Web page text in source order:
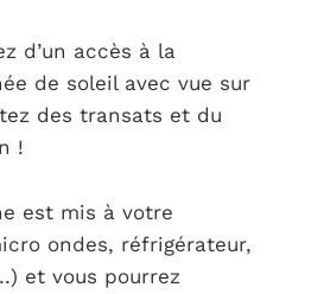
d’un accès à la
de soleil avec vue sur
des transats et du
!
est mis à votre
ondes, réfrigérateur,
et vous pourrez